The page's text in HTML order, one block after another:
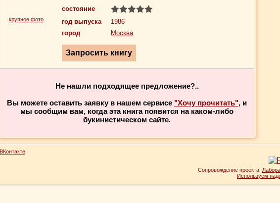
крупное фото
состояние
год выпуска
1986
город
Москва
Не нашли подходящее предложение?..
Вы можете оставить заявку в нашем сервисе "Хочу прочитать", и
мы сообщим вам, когда эта книга появится на каком-либо
букинистическом сайте.
Сопровождение проекта:
Используем